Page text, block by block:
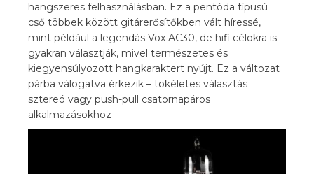
hangszeres felhasználásban. Ez a pentóda típusú
cső többek között gitárerősítőkben vált híressé,
mint például a legendás Vox AC30, de hifi célokra is
gyakran választják, mivel természetes és
kiegyensúlyozott hangkaraktert nyújt. Ez a változat
párba válogatva érkezik – tökéletes választás
sztereó vagy push-pull csatornapáros
alkalmazásokhoz